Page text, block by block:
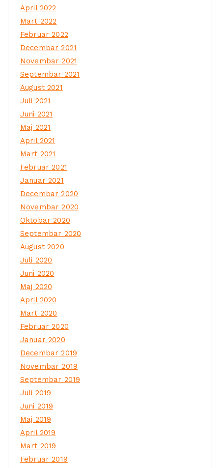
April 2022
Mart 2022
Februar 2022
Decembar 2021
Novembar 2021
Septembar 2021
August 2021
Juli 2021
Juni 2021
Maj 2021
April 2021
Mart 2021
Februar 2021
Januar 2021
Decembar 2020
Novembar 2020
Oktobar 2020
Septembar 2020
August 2020
Juli 2020
Juni 2020
Maj 2020
April 2020
Mart 2020
Februar 2020
Januar 2020
Decembar 2019
Novembar 2019
Septembar 2019
Juli 2019
Juni 2019
Maj 2019
April 2019
Mart 2019
Februar 2019